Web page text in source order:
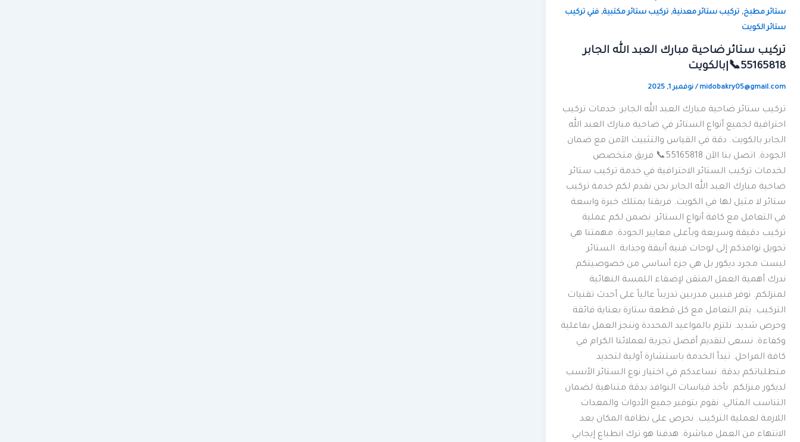
ستائر مطبخ, تركيب ستائر معدنية, تركيب ستائر مكتبية, فني تركيب
ستائر الكويت
تركيب ستائر ضاحية مبارك العبد الله الجابر
55165818📞|بالكويت
midobakry05@gmail.com
/نوفمبر 1, 2025
تركيب ستائر ضاحية مبارك العبد الله الجابر: خدمات تركيب
احترافية لجميع أنواع الستائر في ضاحية مبارك العبد الله
الجابر بالكويت. دقة في القياس والتثبيت الآمن مع ضمان
الجودة. اتصل بنا الآن 55165818📞 فريق متخصص
لخدمات تركيب الستائر الاحترافية في خدمة تركيب ستائر
ضاحية مبارك العبد الله الجابر نحن نقدم لكم خدمة تركيب
ستائر لا مثيل لها في الكويت. فريقنا يمتلك خبرة واسعة
في التعامل مع كافة أنواع الستائر. نضمن لكم عملية
تركيب دقيقة وسريعة وبأعلى معايير الجودة. مهمتنا هي
تحويل نوافذكم إلى لوحات فنية أنيقة وجذابة. الستائر
ليست مجرد ديكور بل هي جزء أساسي من خصوصيتكم.
ندرك أهمية العمل المتقن لإضفاء اللمسة النهائية
لمنزلكم. نوفر فنيين مدربين تدريباً عالياً على أحدث تقنيات
التركيب. يتم التعامل مع كل قطعة ستارة بعناية فائقة
وحرص شديد. نلتزم بالمواعيد المحددة وننجز العمل بفاعلية
وكفاءة. نسعى لتقديم أفضل تجربة لعملائنا الكرام في
كافة المراحل. تبدأ الخدمة باستشارة أولية لتحديد
متطلباتكم بدقة. نساعدكم في اختيار نوع الستائر الأنسب
لديكور منزلكم. نأخذ قياسات النوافذ بدقة متناهية لضمان
التناسب المثالي. نقوم بتوفير جميع الأدوات والمعدات
اللازمة لعملية التركيب. نحرص على نظافة المكان بعد
الانتهاء من العمل مباشرة. هدفنا هو ترك انطباع إيجابي